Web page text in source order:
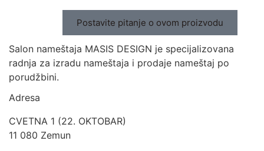
Postavite pitanje o ovom proizvodu
Salon nameštaja MASIS DESIGN je specijalizovana
radnja za izradu nameštaja i prodaje nameštaj po
porudžbini.
Adresa
CVETNA 1 (22. OKTOBAR)
11 080 Zemun